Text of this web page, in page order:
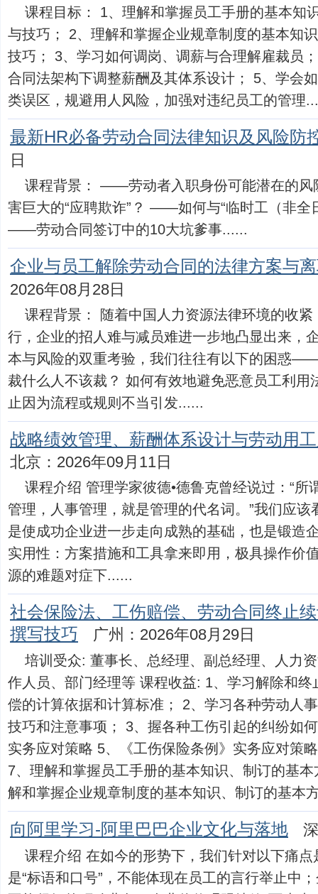
课程目标： 1、理解和掌握员工手册的基本知
与技巧； 2、理解和掌握企业规章制度的基本知
技巧； 3、学习如何调岗、调薪与合理解雇裁员
合同法架构下调整薪酬及其体系设计； 5、学会
类误区，规避用人风险，加强对违纪员工的管理
最新HR必备劳动合同法律知识及风险防
日
课程背景： ——劳动者入职身份可能潜在的
害巨大的“应聘欺诈”？ ——如何与“临时工（非全
——劳动合同签订中的10大坑爹事......
企业与员工解除劳动合同的法律方案与
2026年08月28日
课程背景： 随着中国人力资源法律环境的收
行，企业的招人难与减员难进一步地凸显出来，
本与风险的双重考验，我们往往有以下的困惑
裁什么人不该裁？ 如何有效地避免恶意员工利用
止因为流程或规则不当引发......
战略绩效管理、薪酬体系设计与劳动用
北京：2026年09月11日
课程介绍 管理学家彼德•德鲁克曾经说过：“所
管理，人事管理，就是管理的代名词。”我们应
是使成功企业进一步走向成熟的基础，也是锻造
实用性：方案措施和工具拿来即用，极具操作价
源的难题对症下......
社会保险法、工伤赔偿、劳动合同终止
撰写技巧
广州：2026年08月29日
培训受众: 董事长、总经理、副总经理、人力
作人员、部门经理等 课程收益: 1、学习解除和
偿的计算依据和计算标准； 2、学习各种劳动人
技巧和注意事项； 3、握各种工伤引起的纠纷如
实务应对策略 5、《工伤保险条例》实务应对策
7、理解和掌握员工手册的基本知识、制订的基
解和掌握企业规章制度的基本知识、制订的基本
向阿里学习-阿里巴巴企业文化与落地
课程介绍 在如今的形势下，我们针对以下痛
是“标语和口号”，不能体现在员工的言行举止中